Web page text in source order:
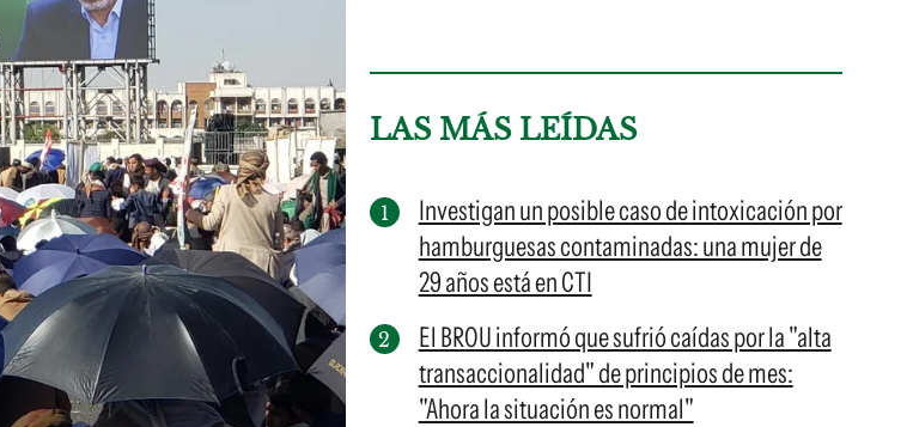
LAS MÁS LEÍDAS
Investigan un posible caso de intoxicación por
hamburguesas contaminadas: una mujer de
29 años está en CTI
El BROU informó que sufrió caídas por la "alta
transaccionalidad" de principios de mes:
"Ahora la situación es normal"